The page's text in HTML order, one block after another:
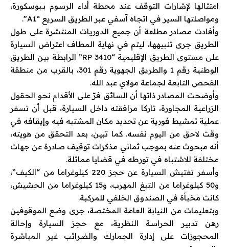
امتثالها لإشارات التوقف عند محطة أداء الرسوم بـبوسكورة،
ومواصلتها السير في اتجاهآسفي عبر الطريق السريع “A1”.
وأفادت مصادر مطلعة أن جميع الدوريات المنتشرة على طول
الطريق جرى تنبيهها، ليتم في نهاية المطاف اعتراض السيارة
على مستوى الطريق الإقليمية “RP 3410” الرابطة بين الطريق
الوطنية رقم 1 والطريق الجهوية رقم 301، بالقرب من منطقة
الفحص التابعة لجماعة مولاي عبد الله.
وأوضحت المصادر ذاتها أن السائق فرّ على الأقدام نحو الحقول
الزراعية المجاورة، تاركا مرافقته داخل السيارة، قبل أن تسفر
عملية تمشيط فورية عن تحديد مكان المشتبه فيه وإيقافه في
وقت لاحق من اليوم نفسه. كما تبين، بعد التحقق من هويته،
أنه مبحوث عنه بموجب ثماني مذكرات توقيف صادرة عن جهات
مختلفة للاشتباه في تورطه في قضايا مماثلة.
وأسفر تفتيش السيارة عن حجز 220 كيلوغراما من “الكيف”،
و50 كيلوغراما من التبغ المهرب، و15 كيلوغراما من الحشيش،
كانت مخبأة في الصندوق الخلفي للمركبة.
وبتعليمات من النيابة العامة المختصة، جرى وضع الموقوفين
رهن تدبير الحراسة النظرية، مع حجز السيارة وإحالة
المحجوزات على إدارة الجمارك والضرائب غير المباشرة